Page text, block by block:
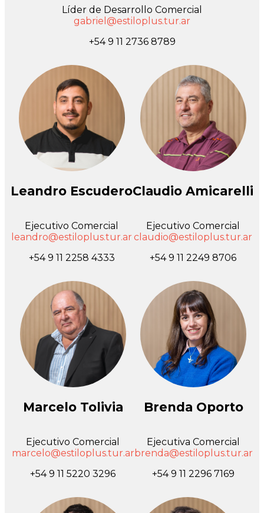
Líder de Desarrollo Comercial
gabriel@estiloplus.tur.ar
+54 9 11 2736 8789
Leandro Escudero
Ejecutivo Comercial
leandro@estiloplus.tur.ar
+54 9 11 2258 4333
Claudio Amicarelli
Ejecutivo Comercial
claudio@estiloplus.tur.ar
+54 9 11 2249 8706
Marcelo Tolivia
Ejecutivo Comercial
marcelo@estiloplus.tur.ar
+54 9 11 5220 3296
Brenda Oporto
Ejecutiva Comercial
brenda@estiloplus.tur.ar
+54 9 11 2296 7169